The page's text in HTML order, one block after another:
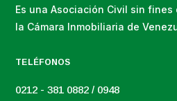
Es una Asociación Civil sin
la Cámara Inmobiliaria de
TELÉFONOS
0212 - 381 0882 / 0948